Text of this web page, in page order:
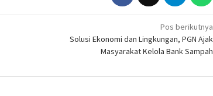
Pos berikutnya
Solusi Ekonomi dan Lingkungan, PGN Ajak
Masyarakat Kelola Bank Sampah